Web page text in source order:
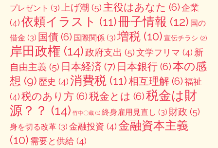
プレゼント (3) 上げ潮 (5) 主役はあなた (6)企業
(4)依頼イラスト (11)冊子情報 (12) 国の
借金 (3) 国債 (6) 国際関係 (3) 増税 (10) 宣伝チラシ (2)
岸田政権 (14)政府支出 (5)文学フリマ (4) 新
自由主義 (5) 日本経済 (7) 日本銀行 (6)本の感
想 (9) 歴史 (4)消費税 (11)相互理解 (6)福祉
(4)税のあり方 (6)税金とは (6)税金は財
源？？ (14) 竹中〇蔵 (1) 終身雇用見直し (3) 財政 (5)
身を切る改革 (3) 金融投資 (4)金融資本主義
(10) 需要と供給 (4)